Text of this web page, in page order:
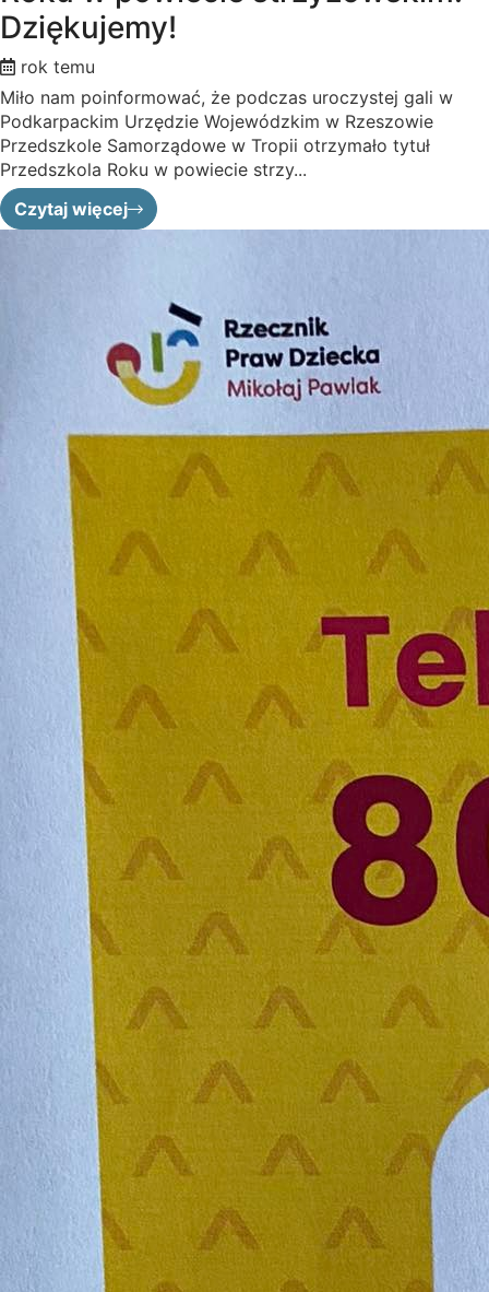
Dziękujemy!
rok temu
Miło nam poinformować, że podczas uroczystej gali w
Podkarpackim Urzędzie Wojewódzkim w Rzeszowie
Przedszkole Samorządowe w Tropii otrzymało tytuł
Przedszkola Roku w powiecie strzy...
Czytaj więcej